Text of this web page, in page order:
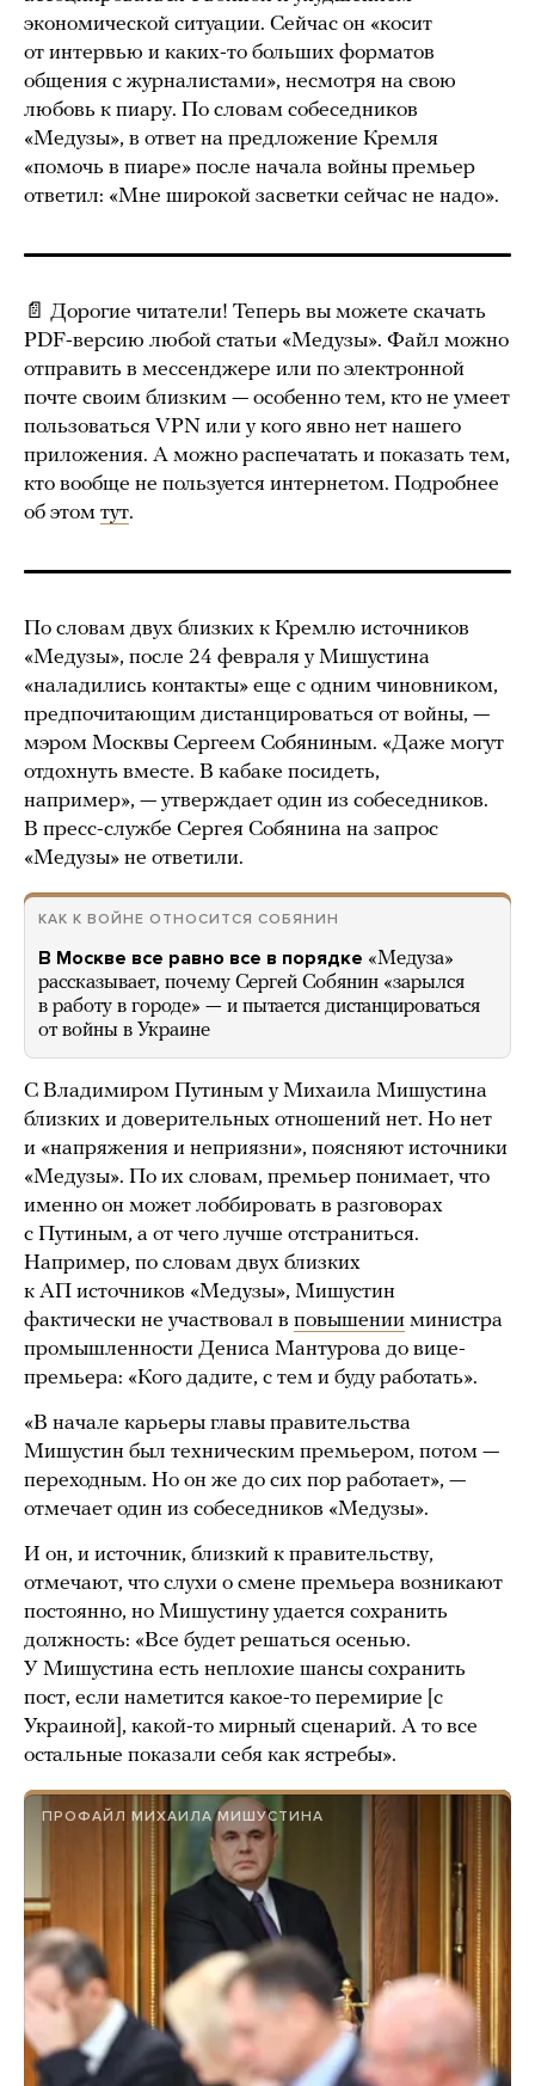
экономической ситуации. Сейчас он «косит
от интервью и каких-то больших форматов
общения с журналистами», несмотря на свою
любовь к пиару. По словам собеседников
«Медузы», в ответ на предложение Кремля
«помочь в пиаре» после начала войны премьер
ответил: «Мне широкой засветки сейчас не надо».
📄 Дорогие читатели! Теперь вы можете скачать
PDF-версию любой статьи «Медузы». Файл можно
отправить в мессенджере или по электронной
почте своим близким — особенно тем, кто не умеет
пользоваться VPN или у кого явно нет нашего
приложения. А можно распечатать и показать тем,
кто вообще не пользуется интернетом. Подробнее
об этом тут.
По словам двух близких к Кремлю источников
«Медузы», после 24 февраля у Мишустина
«наладились контакты» еще с одним чиновником,
предпочитающим дистанцироваться от войны, —
мэром Москвы Сергеем Собяниным. «Даже могут
отдохнуть вместе. В кабаке посидеть,
например», — утверждает один из собеседников.
В пресс-службе Сергея Собянина на запрос
«Медузы» не ответили.
КАК К ВОЙНЕ ОТНОСИТСЯ СОБЯНИН
В Москве все равно все в порядке «Медуза»
рассказывает, почему Сергей Собянин «зарылся
в работу в городе» — и пытается дистанцироваться
от войны в Украине
С Владимиром Путиным у Михаила Мишустина
близких и доверительных отношений нет. Но нет
и «напряжения и неприязни», поясняют источники
«Медузы». По их словам, премьер понимает, что
именно он может лоббировать в разговорах
с Путиным, а от чего лучше отстраниться.
Например, по словам двух близких
к АП источников «Медузы», Мишустин
фактически не участвовал в повышении министра
промышленности Дениса Мантурова до вице-
премьера: «Кого дадите, с тем и буду работать».
«В начале карьеры главы правительства
Мишустин был техническим премьером, потом —
переходным. Но он же до сих пор работает», —
отмечает один из собеседников «Медузы».
И он, и источник, близкий к правительству,
отмечают, что слухи о смене премьера возникают
постоянно, но Мишустину удается сохранить
должность: «Все будет решаться осенью.
У Мишустина есть неплохие шансы сохранить
пост, если наметится какое-то перемирие [с
Украиной], какой-то мирный сценарий. А то все
остальные показали себя как ястребы».
ПРОФАЙЛ МИХАИЛА МИШУСТИНА